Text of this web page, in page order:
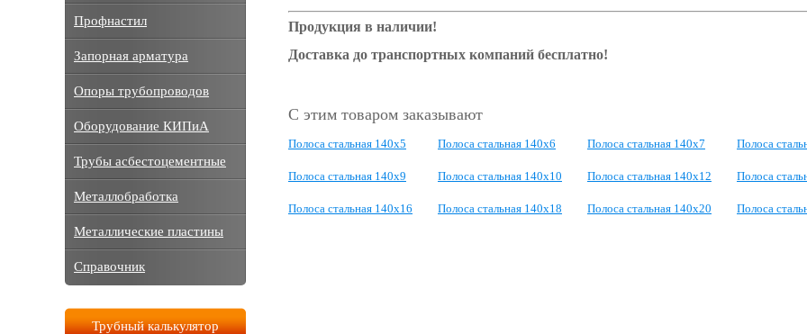
Продукция в наличии!
Доставка до транспортных компаний бесплатно!
С этим товаром заказывают
Полоса стальная 140x5 Полоса стальная 140x6 Полоса стальная 140x7 Полоса
Полоса стальная 140x9 Полоса стальная 140x10 Полоса стальная 140x12 Полоса
Полоса стальная 140x16 Полоса стальная 140x18 Полоса стальная 140x20 Полоса
Профнастил
Запорная арматура
Опоры трубопроводов
Оборудование КИПиА
Трубы асбестоцементные
Металлобработка
Металлические пластины
Справочник
Трубный калькулятор